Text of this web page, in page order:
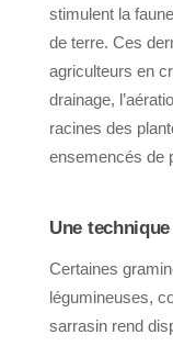
stimulent la
de terre. Ces
agriculteurs en
drainage,
racines des
ensemencés de
Une
Certaines
légumineuses,
sarrasin rend